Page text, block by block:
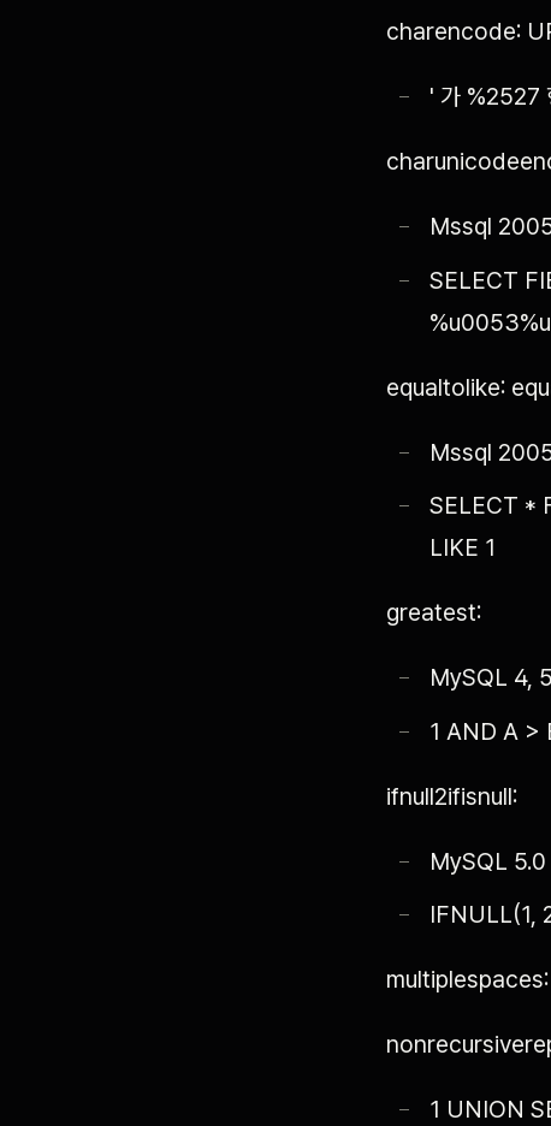
charencode:
' 가 %2527
Mssql
SELECT
equaltolike:
Mssql
SELECT *
LIKE 1
greatest:
MySQL 4,
1 AND A >
ifnull2ifisnull:
MySQL
IFNULL(1,
multiplespaces:
1 UNION